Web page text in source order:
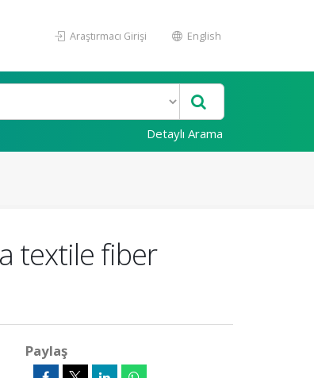
Araştırmacı Girişi English
Detaylı Arama
textile fiber
Paylaş